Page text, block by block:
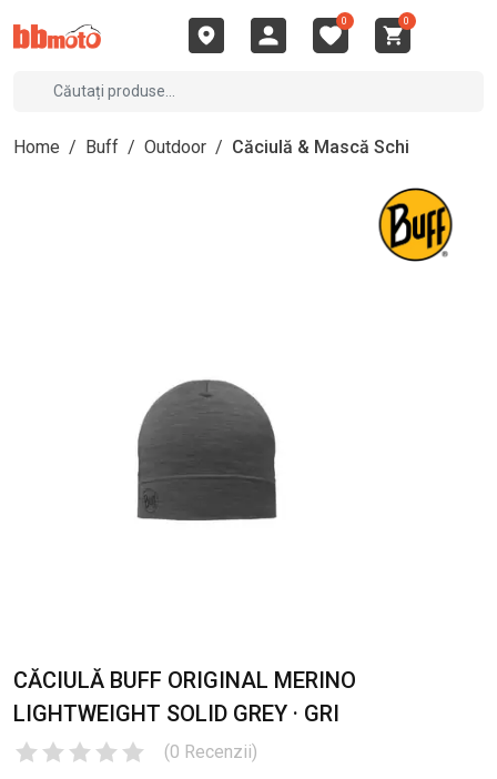
0 0
Home / Buff / Outdoor / Căciulă & Mască Schi
CĂCIULĂ BUFF ORIGINAL MERINO
LIGHTWEIGHT SOLID GREY · GRI
(0 Recenzii)